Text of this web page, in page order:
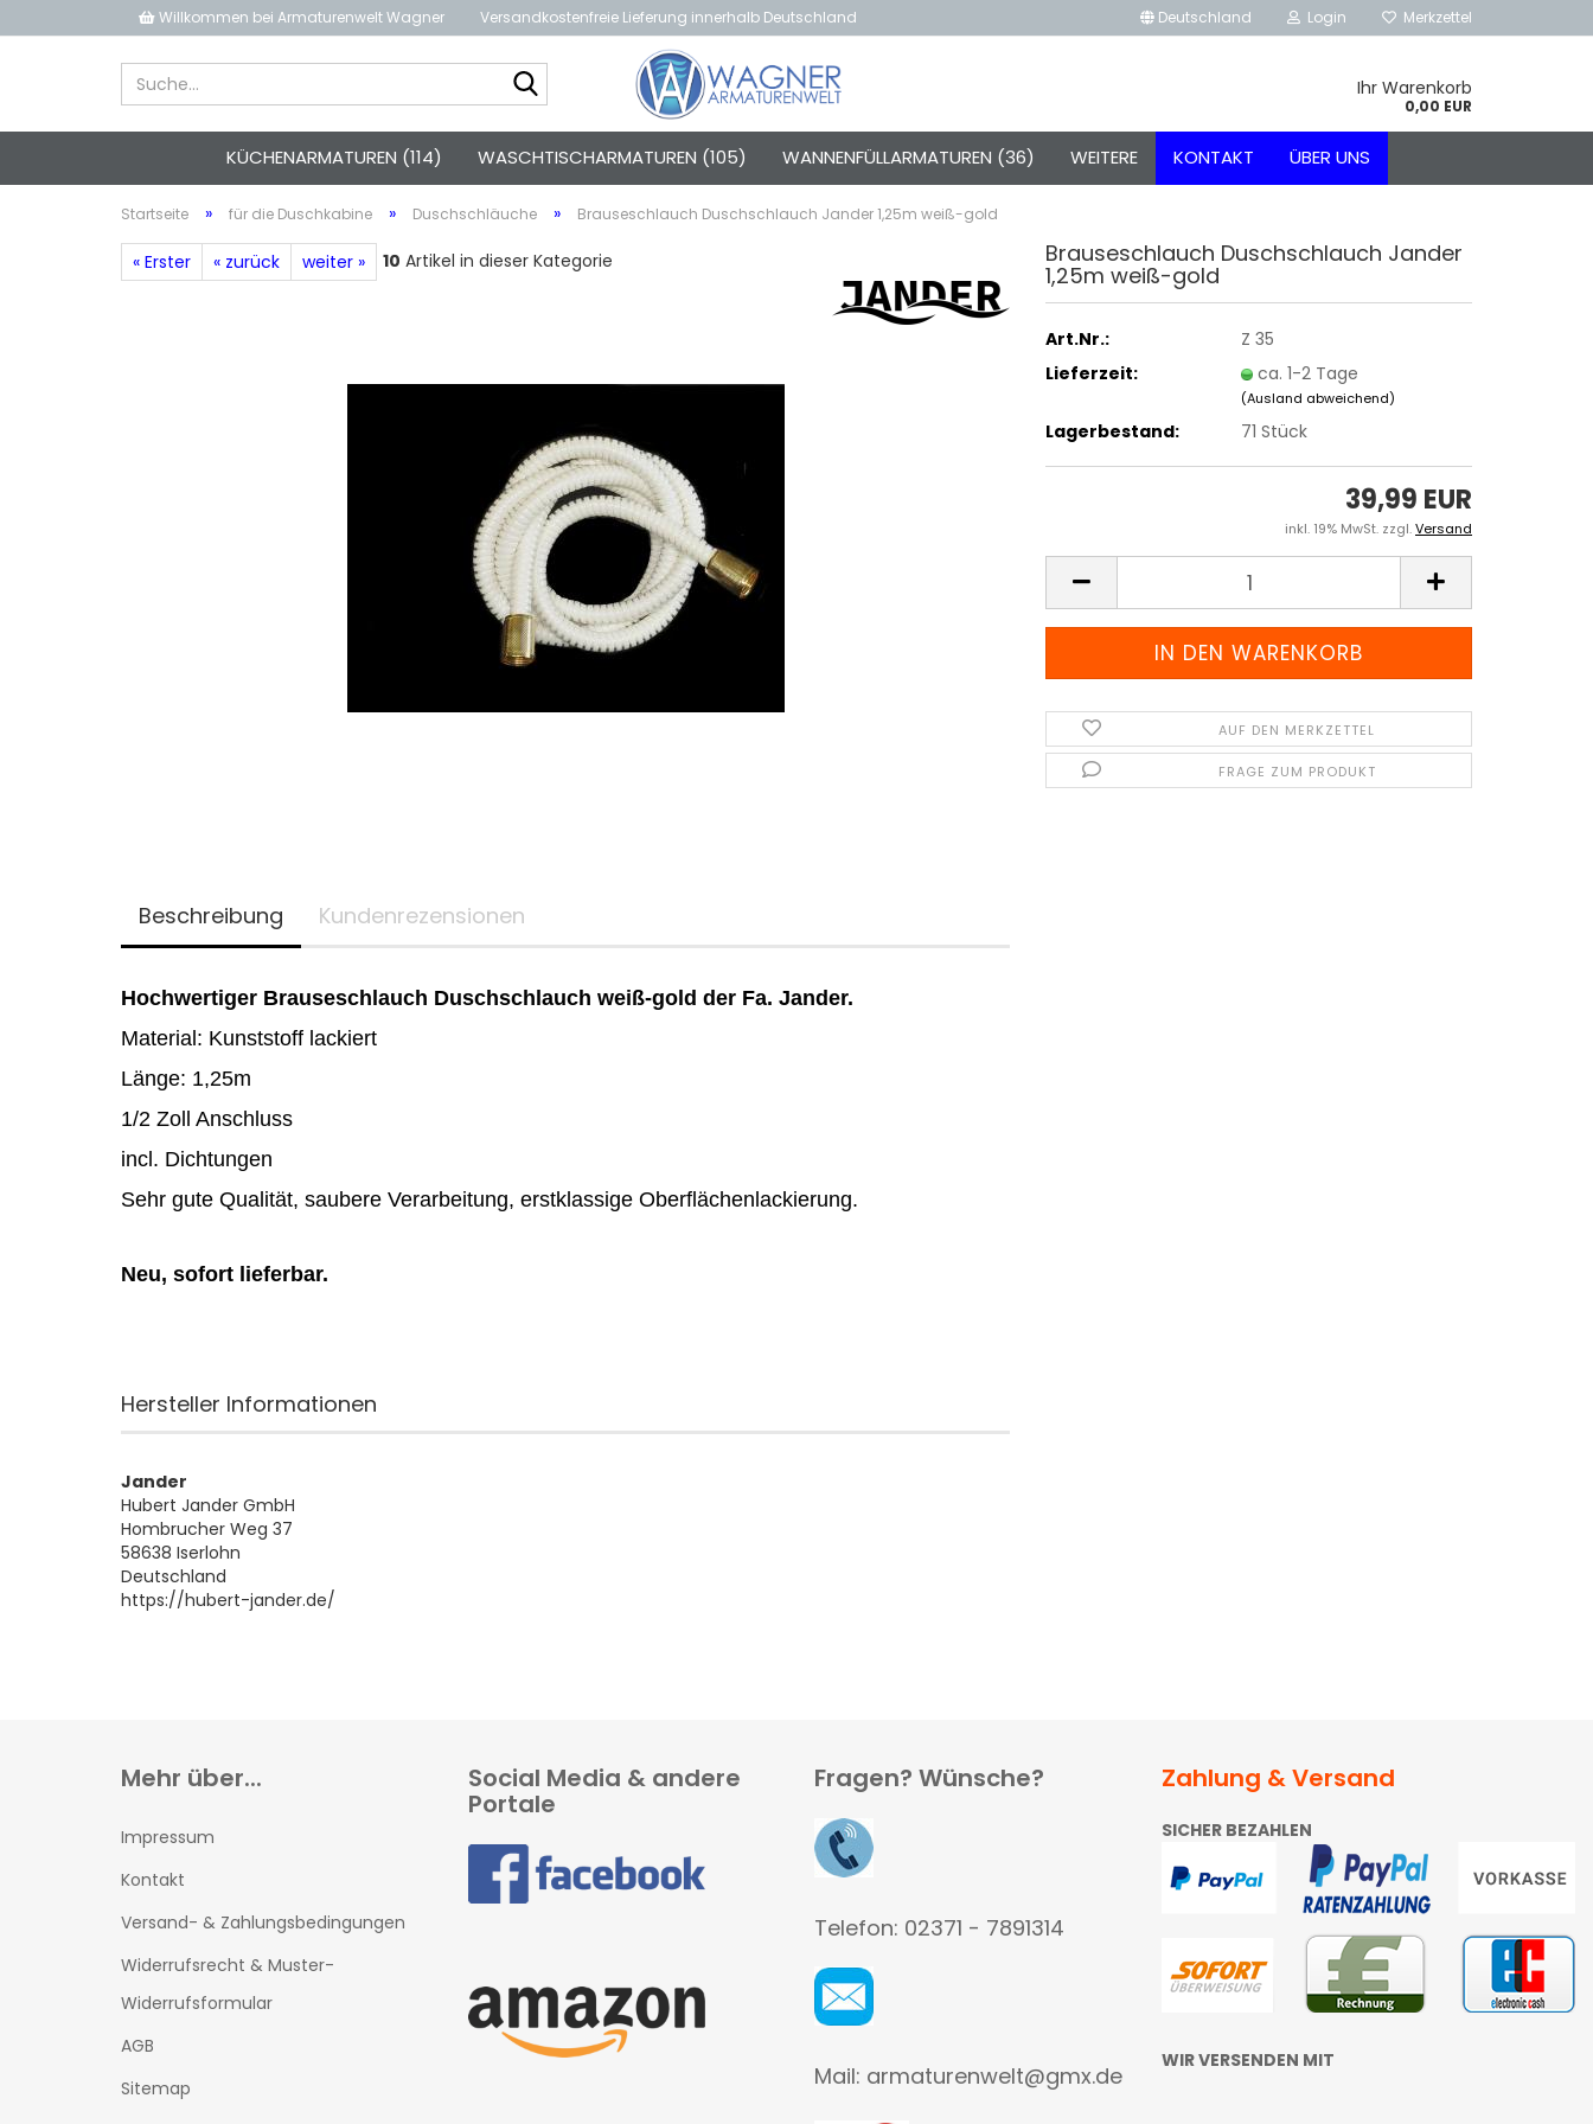
Willkommen bei Armaturenwelt Wagner Versandkostenfreie Lieferung innerhalb Deutschland Deutschland Login Merkzettel
Ihr Warenkorb
0,00 EUR
KÜCHENARMATUREN (114) WASCHTISCHARMATUREN (105) WANNENFÜLLARMATUREN (36) KONTAKT ÜBER UNS
WEITERE
Startseite » für die Duschkabine » Duschschläuche » Brauseschlauch Duschschlauch Jander 1,25m weiß-gold
« Erster « zurück weiter » 10 Artikel in dieser Kategorie Brauseschlauch Duschschlauch Jander
1,25m weiß-gold
Art.Nr.:
Z 35
Lieferzeit:
ca. 1-2 Tage
(Ausland abweichend)
Lagerbestand: 71 Stück
39,99 EUR
inkl. 19% MwSt. zzgl.Versand
AUF DEN MERKZETTEL
FRAGE ZUM PRODUKT
Beschreibung Kundenrezensionen
Hochwertiger Brauseschlauch Duschschlauch weiß-gold der Fa. Jander.
Material: Kunststoff lackiert
Länge: 1,25m
1/2 Zoll Anschluss
incl. Dichtungen
Sehr gute Qualität, saubere Verarbeitung, erstklassige Oberflächenlackierung.
Neu, sofort lieferbar.
Hersteller Informationen
Jander
Hubert Jander GmbH
Hombrucher Weg 37
58638 Iserlohn
Deutschland
https://hubert-jander.de/
Mehr über...
Impressum
Kontakt
Versand- & Zahlungsbedingungen
Widerrufsrecht & Muster-
Widerrufsformular
AGB
Sitemap
Social Media & andere
Portale
Fragen? Wünsche?
Telefon: 02371 - 7891314
Mail: armaturenwelt@gmx.de
Zahlung & Versand
SICHER BEZAHLEN
WIR VERSENDEN MIT